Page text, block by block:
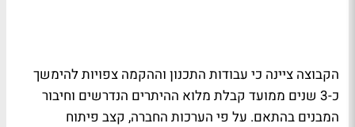
הקבוצה ציינה כי עבודות התכנון וההקמה צפויות להימשך
כ-3 שנים ממועד קבלת מלוא ההיתרים הנדרשים וחיבור
המבנים בהתאם. על פי הערכות החברה, קצב פיתוח